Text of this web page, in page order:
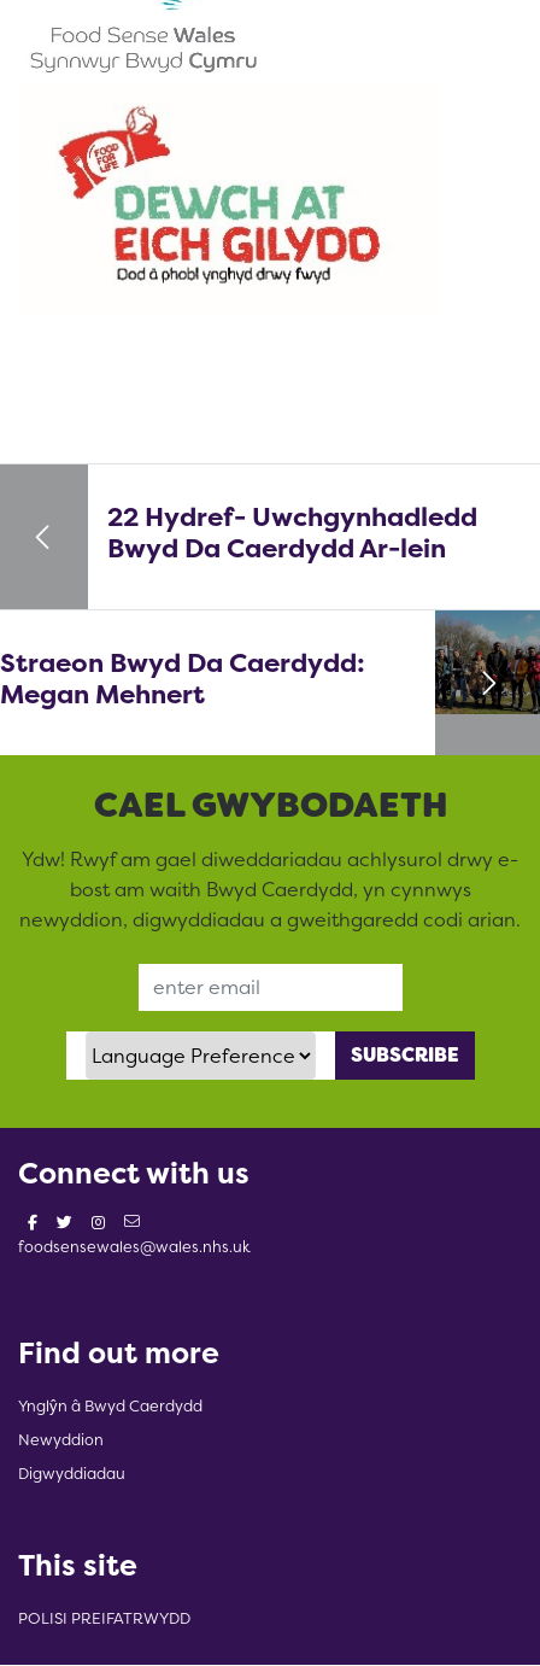
22 Hydref- Uwchgynhadledd
Bwyd Da Caerdydd Ar-lein
Straeon Bwyd Da Caerdydd:
Megan Mehnert
CAEL GWYBODAETH
Ydw! Rwyf am gael diweddariadau achlysurol drwy e-
bost am waith Bwyd Caerdydd, yn cynnwys
newyddion, digwyddiadau a gweithgaredd codi arian.
Language Preference
Connect with us
foodsensewales@wales.nhs.uk
Find out more
Ynglŷn â Bwyd Caerdydd
Newyddion
Digwyddiadau
This site
POLISI PREIFATRWYDD